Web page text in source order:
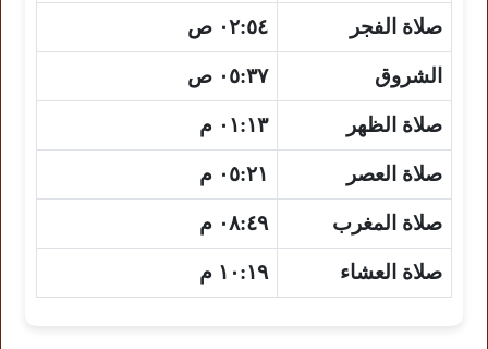
صلاة الفجر ٠٢:٥٤ ص
الشروق ٠٥:٣٧ ص
صلاة الظهر ٠١:١٣ م
صلاة العصر ٠٥:٢١ م
صلاة المغرب ٠٨:٤٩ م
صلاة العشاء ١٠:١٩ م